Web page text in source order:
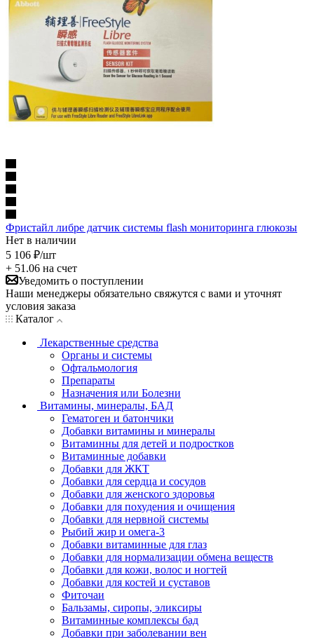
Фристайл либре датчик системы flash мониторинга глюкозы
Нет в наличии
5 106 ₽/шт
+ 51.06 на счет
Уведомить о поступлении
Наши менеджеры обязательно свяжутся с вами и уточнят
условия заказа
Каталог
Лекарственные средства
Органы и системы
Офтальмология
Препараты
Назначения или Болезни
Витамины, минералы, БАД
Гематоген и батончики
Добавки витамины и минералы
Витаминны для детей и подростков
Витаминные добавки
Добавки для ЖКТ
Добавки для сердца и сосудов
Добавки для женского здоровья
Добавки для похудения и очищения
Добавки для нервной системы
Рыбий жир и омега-3
Добавки витаминные для глаз
Добавки для нормализации обмена веществ
Добавки для кожи, волос и ногтей
Добавки для костей и суставов
Фиточаи
Бальзамы, сиропы, эликсиры
Витаминные комплексы бад
Добавки при заболевании вен